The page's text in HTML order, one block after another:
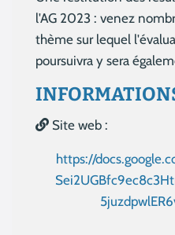
l'AG 2023 : venez
thème sur lequel
poursuivra y sera
Site web :
https://